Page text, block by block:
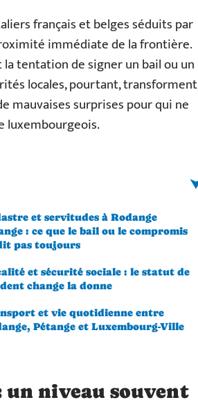
français et belges séduits par
immédiate de la frontière.
tentation de signer un bail ou un
locales, pourtant, transforment
mauvaises surprises pour qui ne
luxembourgeois.
et servitudes à Rodange
: ce que le bail ou le compromis
pas toujours
et sécurité sociale : le statut de
change la donne
et vie quotidienne entre
Pétange et Luxembourg-Ville
un niveau souvent